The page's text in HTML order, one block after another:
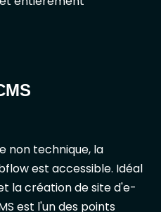
non technique, la
est accessible. Idéal
la création de site d'e-
est l'un des points